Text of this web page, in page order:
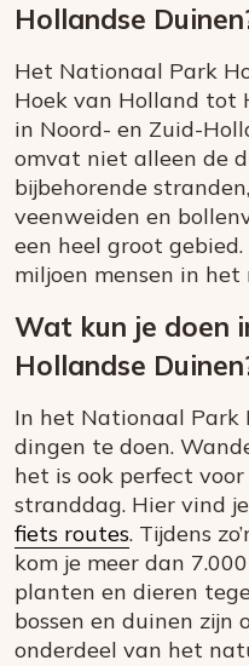
Hollandse
Het Nationaal Park
Hoek van Holland tot
in Noord- en Zuid-
omvat niet alleen de
bijbehorende
veenweiden en
een heel groot
miljoen mensen in
Wat kun je doen
Hollandse
In het Nationaal Park
dingen te doen.
het is ook perfect
stranddag. Hier vind je
fiets routes. Tijdens
kom je meer dan
planten en dieren
bossen en duinen zijn
onderdeel van het